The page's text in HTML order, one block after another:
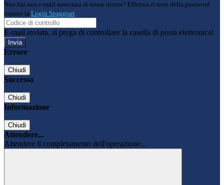
Non hai una e-mail associata al nome utente? Effettua il reset della password
tramite la Login Spaggiari
E-mail inviata, si prega di controllare la casella di posta elettronica!
Errore
Chiudi
Successo
Chiudi
Informazione
Chiudi
Attendere...
Attendere il completamento dell'operazione...